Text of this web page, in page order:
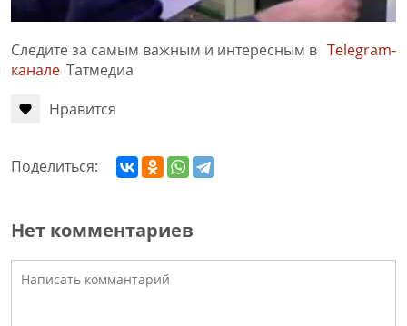
Следите за самым важным и интересным в Telegram-
канале Татмедиа
Нравится
Поделиться:
Нет комментариев